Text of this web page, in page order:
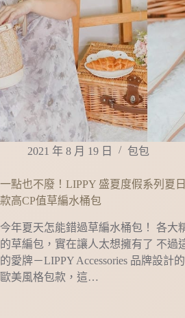
2021 年 8 月 19 日 包包
一點也不廢！LIPPY 盛夏度假系列夏
款高CP值草編水桶包
今年夏天怎能錯過草編水桶包！ 各大
的草編包，實在讓人太想擁有了 不過
的愛牌－LIPPY Accessories 品牌設計
歐美風格包款，這…